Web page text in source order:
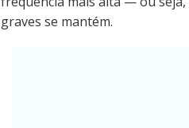
graves se mantém.